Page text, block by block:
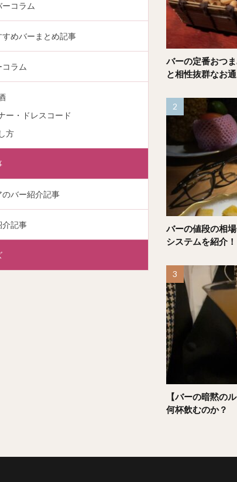
コラム
すめバーまとめ記事
ラム
ー・ドレスコード
方
のバー紹介記事
介記事
バーの定番おつ
と相性抜群なお
バーの値段の相
システムを紹介！
【バーの暗黙の
何杯飲むのか？